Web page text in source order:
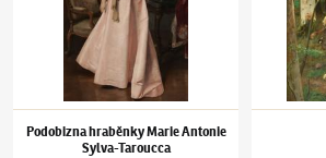
Podobizna hraběnky Marie Antonie
Sylva-Taroucca